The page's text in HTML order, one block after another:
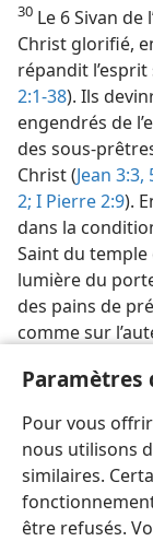
Pour vous
nous utilisons
similaires.
être refusés.
30 Le 6 Sivan de
Christ glorifié,
répandit
2:1-38). Ils
engendrés de
des sous-
Christ (Jean 3:3,
2; I Pierre 2:9).
dans la
Saint du temple
lumière du
des pains de
comme sur
spirituels
spirituels, et
morts, ils
spirituel et
II Corinthiens